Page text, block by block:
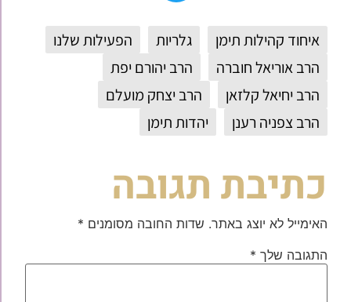
איחוד קהילות תימן גלריות
הפעילות שלנו
הרב אוריאל חוברה
הרב יהורם יפת
הרב יחיאל קלזאן
הרב יצחק מועלם
הרב צפניה רענן
יהדות תימן
כתיבת תגובה
האימייל לא יוצג באתר. שדות החובה מסומנים *
התגובה שלך *